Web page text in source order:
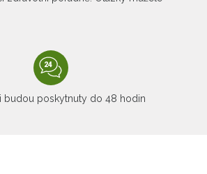
budou poskytnuty do 48 hodin